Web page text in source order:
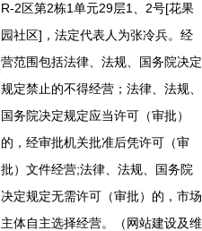
R-2区第2栋1单元29层1、2号[花果
园社区]，法定代表人为张冷兵。经
营范围包括法律、法规、国务院决定
规定禁止的不得经营；法律、法规、
国务院决定规定应当许可（审批）
的，经审批机关批准后凭许可（审
批）文件经营;法律、法规、国务院
决定规定无需许可（审批）的，市场
主体自主选择经营。（网站建设及维